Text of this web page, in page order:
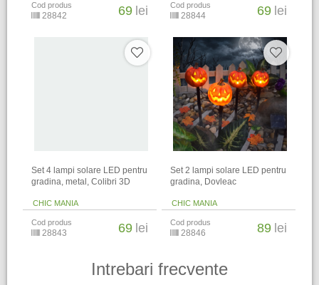
Cod produs
28842 69 lei Cod produs
28844 69 lei
Set 4 lampi solare LED pentru
gradina, metal, Colibri 3D
CHIC MANIA
Cod produs
28843 69 lei
Set 2 lampi solare LED pentru
gradina, Dovleac
CHIC MANIA
Cod produs
28846 89 lei
Intrebari frecvente